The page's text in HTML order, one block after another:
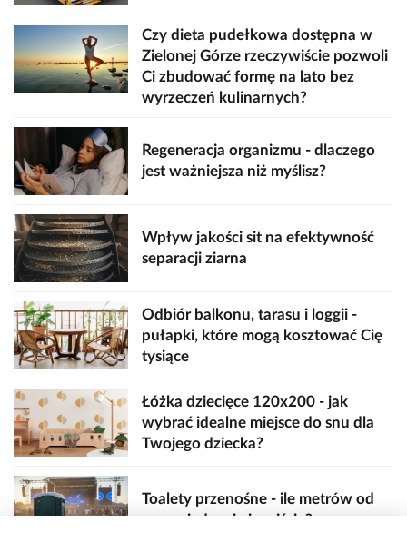
Czy dieta pudełkowa dostępna w
Zielonej Górze rzeczywiście pozwoli
Ci zbudować formę na lato bez
wyrzeczeń kulinarnych?
Regeneracja organizmu - dlaczego
jest ważniejsza niż myślisz?
Wpływ jakości sit na efektywność
separacji ziarna
Odbiór balkonu, tarasu i loggii -
pułapki, które mogą kosztować Cię
tysiące
Łóżka dziecięce 120x200 - jak
wybrać idealne miejsce do snu dla
Twojego dziecka?
Toalety przenośne - ile metrów od
sceny, jedzenia i wejścia?